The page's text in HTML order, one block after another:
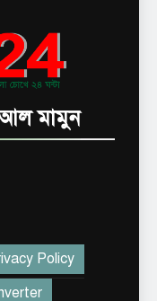
আল মামুন
Policy